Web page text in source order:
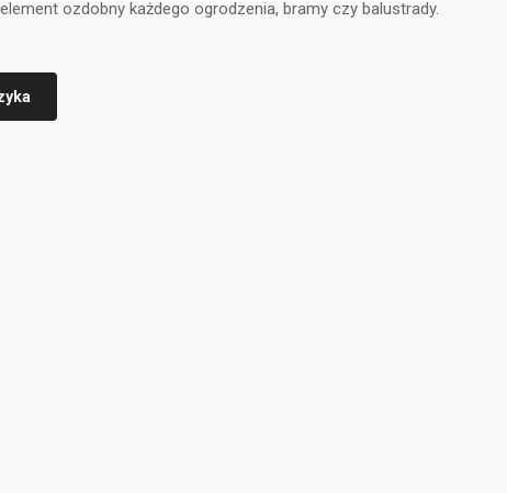
ozdobny każdego ogrodzenia, bramy czy balustrady.